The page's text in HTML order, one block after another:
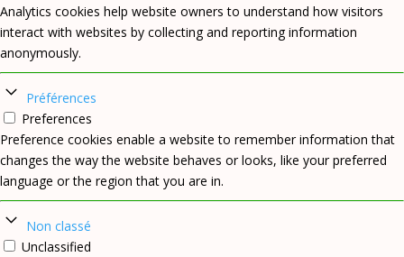
Analytics cookies help website owners to understand how visitors
interact with websites by collecting and reporting information
anonymously.
Préférences
Preferences
Preference cookies enable a website to remember information that
changes the way the website behaves or looks, like your preferred
language or the region that you are in.
Non classé
Unclassified